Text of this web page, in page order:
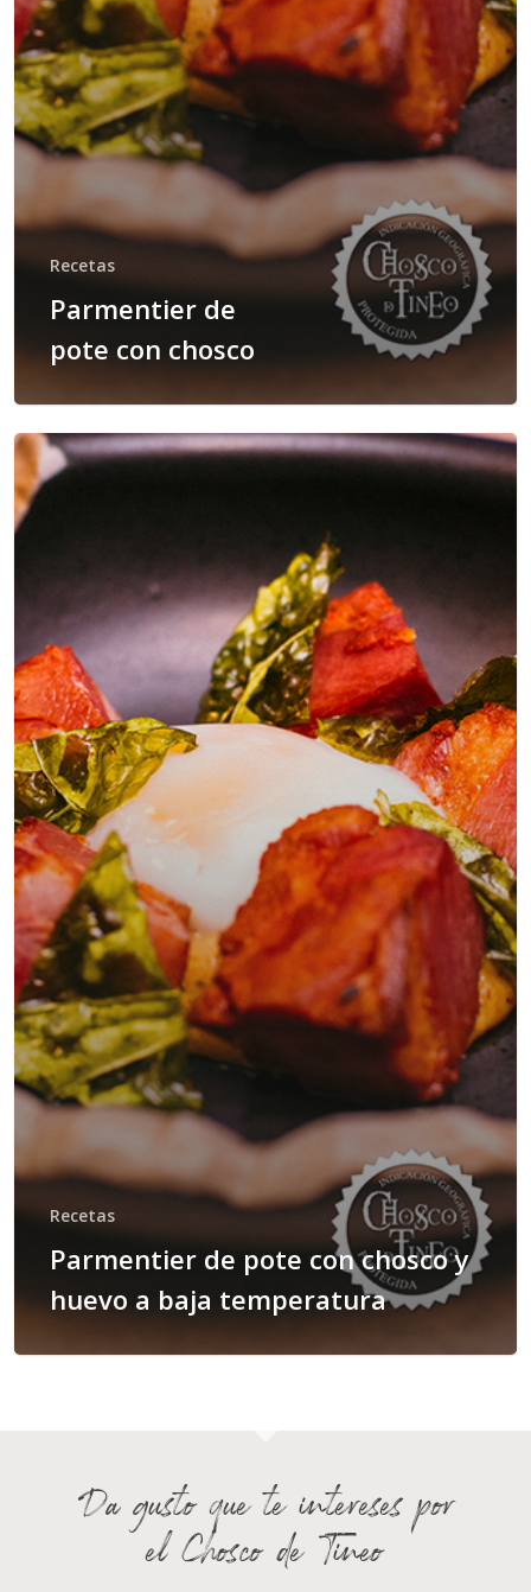
Recetas
Parmentier de
pote con chosco
Recetas
Parmentier de pote con chosco y
huevo a baja temperatura
Da gusto que te intereses por
el Chosco de Tineo